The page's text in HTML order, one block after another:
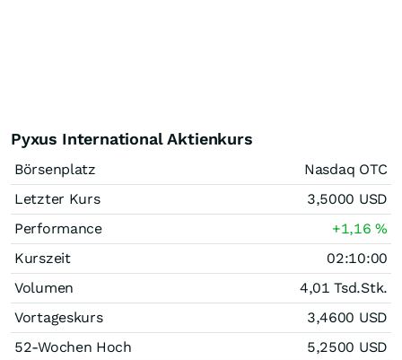
Pyxus International Aktienkurs
Börsenplatz
Nasdaq OTC
Letzter Kurs
3,5000 USD
Performance
+1,16%
Kurszeit
02:10:00
Volumen
4,01 Tsd.Stk.
Vortageskurs
3,4600 USD
52-Wochen Hoch
5,2500 USD